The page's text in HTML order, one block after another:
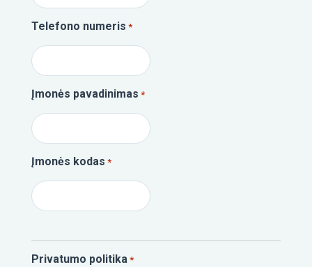
Telefono numeris *
Įmonės pavadinimas *
Įmonės kodas *
Privatumo politika *